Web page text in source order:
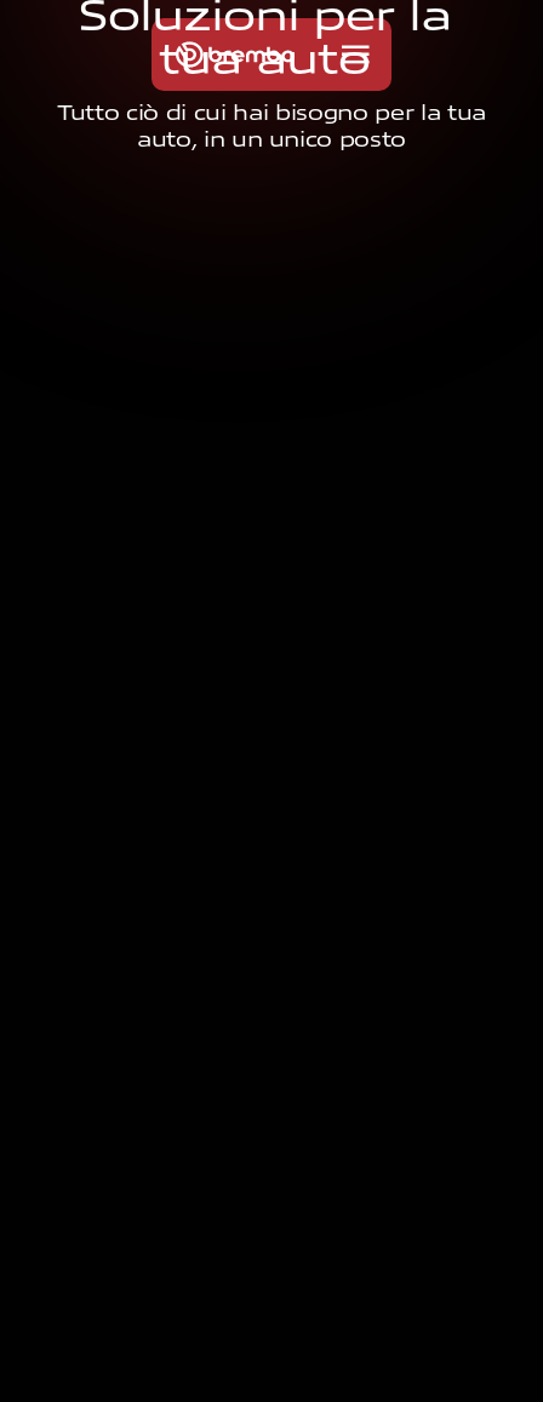
So uzioni per
a
tua auto
Tutto ciò di cui hai bisogno per la tua
auto, in un unico posto